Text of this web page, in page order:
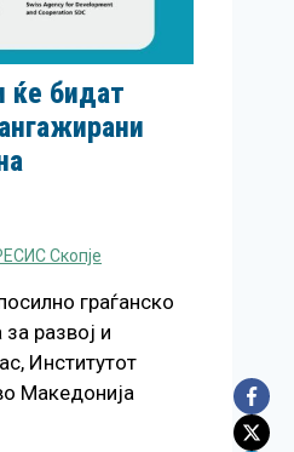
ќе бидат
Скопје
граѓанско
развој и
Институтот
Македонија